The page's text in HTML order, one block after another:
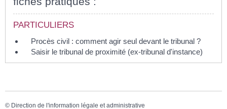
PARTICULIERS
Procès civil : comment agir seul devant le tribunal ?
Saisir le tribunal de proximité (ex-tribunal d'instance)
© Direction de l'information légale et administrative